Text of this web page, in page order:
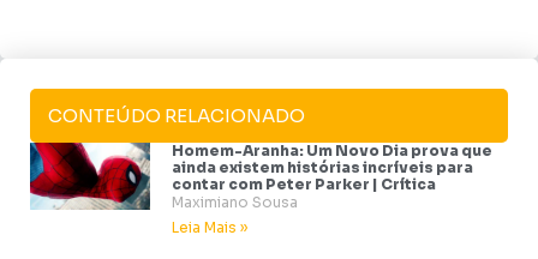
CONTEÚDO RELACIONADO
Homem-Aranha: Um Novo Dia prova que
ainda existem histórias incríveis para
contar com Peter Parker | Crítica
Maximiano Sousa
Leia Mais »